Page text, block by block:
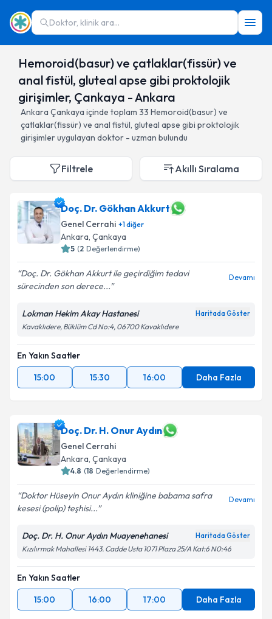
Doktor, klinik ara...
Hemoroid(basur) ve çatlaklar(fissür) ve
anal fistül, gluteal apse gibi proktolojik
girişimler, Çankaya - Ankara
Ankara Çankaya içinde toplam 33 Hemoroid(basur) ve
çatlaklar(fissür) ve anal fistül, gluteal apse gibi proktolojik
girişimleruygulayan doktor - uzman bulundu
Filtrele Akıllı Sıralama
Doç. Dr. Gökhan Akkurt
Genel Cerrahi +1diğer
Ankara, Çankaya
5 (2 Değerlendirme)
Doç. Dr. Gökhan Akkurt ile geçirdiğim tedavi
sürecinden son derece...
Devamı
Lokman Hekim Akay Hastanesi Haritada Göster
Kavaklıdere, Büklüm Cd No:4, 06700 Kavaklıdere
En Yakın Saatler
15:00
15:30 16:00 Daha Fazla
Doç. Dr. H. Onur Aydın
Genel Cerrahi
Ankara, Çankaya
4.8 (18 Değerlendirme)
Doktor Hüseyin Onur Aydın kliniğine babama safra
kesesi (polip) teşhisi...
Devamı
Doç. Dr. H. Onur Aydın Muayenehanesi Haritada Göster
Kızılırmak Mahallesi 1443. Cadde Usta 1071 Plaza 25/A Kat:6 N0:46
En Yakın Saatler
15:00
16:00 17:00 Daha Fazla